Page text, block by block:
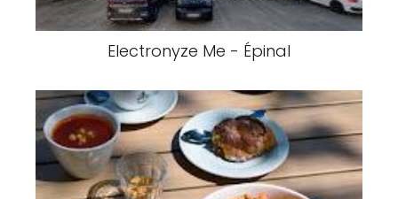
Electronyze Me - Épinal